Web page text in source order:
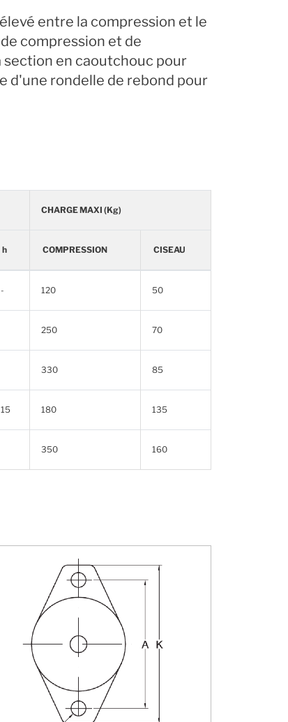
entre la compression et le
compression et de
section en caoutchouc pour
d'une rondelle de rebond pour
CHARGE MAXI (Kg)
h COMPRESSION CISEAU
- 120 50
250 70
330 85
15 180 135
350 160